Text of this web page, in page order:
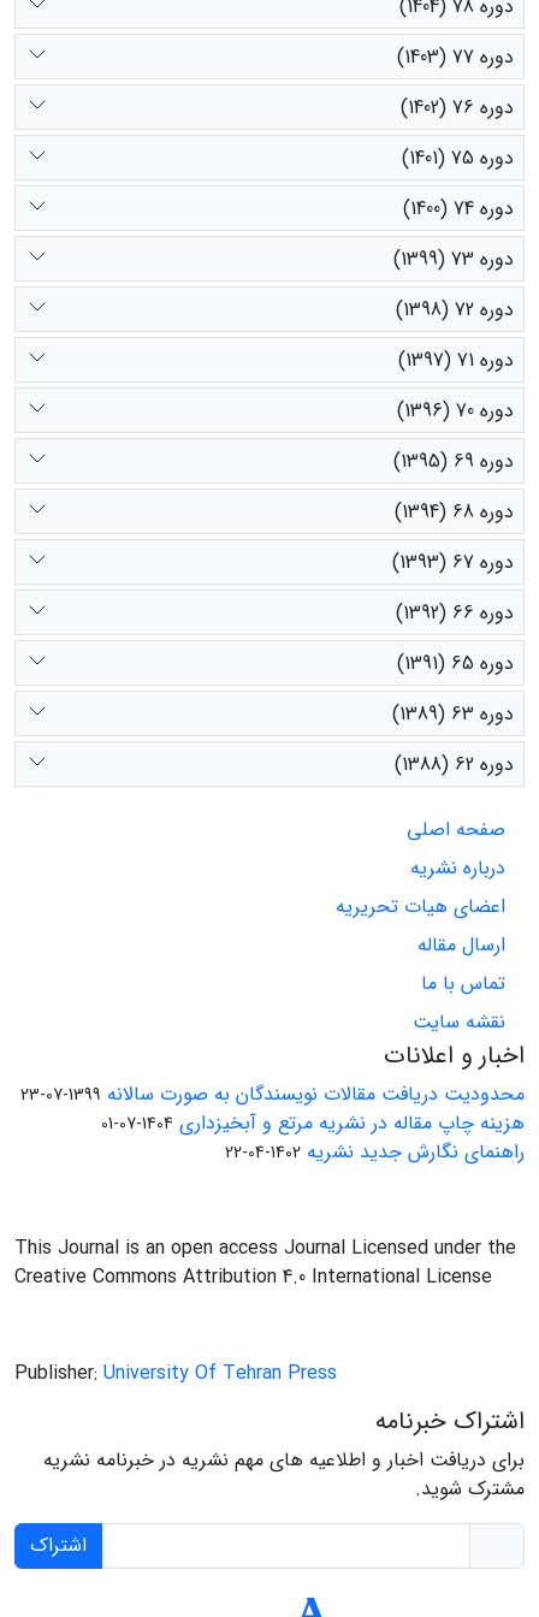
دوره 78 (1404)
دوره 77 (1403)
دوره 76 (1402)
دوره 75 (1401)
دوره 74 (1400)
دوره 73 (1399)
دوره 72 (1398)
دوره 71 (1397)
دوره 70 (1396)
دوره 69 (1395)
دوره 68 (1394)
دوره 67 (1393)
دوره 66 (1392)
دوره 65 (1391)
دوره 63 (1389)
دوره 62 (1388)
صفحه اصلی
درباره نشریه
اعضای هیات تحریریه
ارسال مقاله
تماس با ما
نقشه سایت
اخبار و اعلانات
محدودیت دریافت مقالات نویسندگان به صورت سالانه 1399-07-23
هزینه چاپ مقاله در نشریه مرتع و آبخیزداری 1404-07-01
راهنمای نگارش جدید نشریه 1402-04-22
This Journal is an open access Journal Licensed under the
Creative Commons Attribution 4.0 International License
Publisher: University Of Tehran Press
اشتراک خبرنامه
برای دریافت اخبار و اطلاعیه های مهم نشریه در خبرنامه نشریه
مشترک شوید.
اشتراک